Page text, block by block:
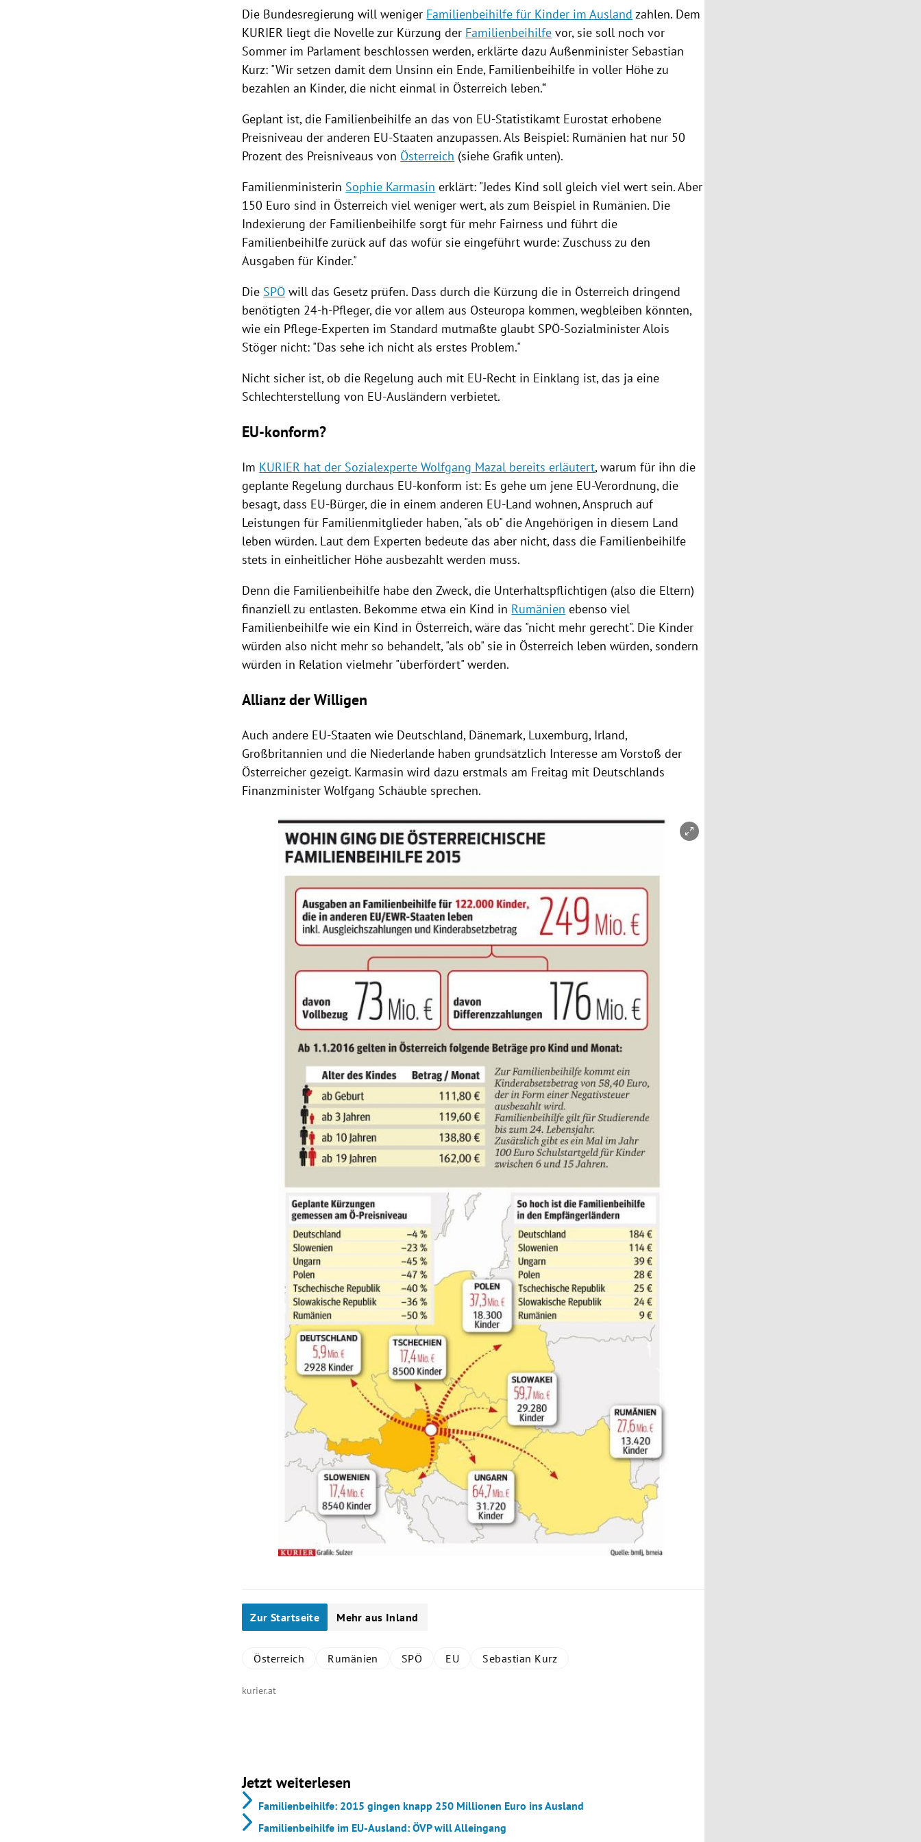
Die Bundesregierung will weniger Familienbeihilfe für Kinder im Ausland zahlen. Dem
KURIER liegt die Novelle zur Kürzung der Familienbeihilfe vor, sie soll noch vor
Sommer im Parlament beschlossen werden, erklärte dazu Außenminister Sebastian
Kurz: "Wir setzen damit dem Unsinn ein Ende, Familienbeihilfe in voller Höhe zu
bezahlen an Kinder, die nicht einmal in Österreich leben.“
Geplant ist, die Familienbeihilfe an das von EU-Statistikamt Eurostat erhobene
Preisniveau der anderen EU-Staaten anzupassen. Als Beispiel: Rumänien hat nur 50
Prozent des Preisniveaus von Österreich (siehe Grafik unten).
Familienministerin Sophie Karmasin erklärt: "Jedes Kind soll gleich viel wert sein. Aber
150 Euro sind in Österreich viel weniger wert, als zum Beispiel in Rumänien. Die
Indexierung der Familienbeihilfe sorgt für mehr Fairness und führt die
Familienbeihilfezurück auf das wofür sie eingeführt wurde: Zuschuss zu den
Ausgaben für Kinder."
Die SPÖ will das Gesetz prüfen. Dass durch die Kürzung die in Österreich dringend
benötigten 24-h-Pfleger, die vor allem aus Osteuropa kommen, wegbleiben könnten,
wie ein Pflege-Experten im Standard mutmaßte glaubt SPÖ-SozialministerAlois
Stöger nicht: "Das sehe ich nicht als erstes Problem."
Nicht sicher ist, ob die Regelung auch mit EU-Recht in Einklang ist, das ja eine
Schlechterstellung von EU-Ausländern verbietet.
EU-konform?
Im KURIER hat der Sozialexperte Wolfgang Mazal bereits erläutert, warum für ihn die
geplante Regelung durchaus EU-konform ist: Es gehe um jene EU-Verordnung, die
besagt, dass EU-Bürger, die in einem anderen EU-Land wohnen, Anspruch auf
Leistungen für Familienmitglieder haben, "als ob" die Angehörigen in diesem Land
leben würden. Laut dem Experten bedeute das aber nicht, dass die Familienbeihilfe
stets in einheitlicher Höhe ausbezahlt werden muss.
Denn die Familienbeihilfe habe den Zweck, die Unterhaltspflichtigen (also die Eltern)
finanziell zu entlasten. Bekomme etwa ein Kind in Rumänien ebenso viel
Familienbeihilfe wie ein Kind in Österreich, wäre das "nicht mehr gerecht". Die Kinder
würden also nicht mehr so behandelt, "als ob" sie in Österreich leben würden, sondern
würden in Relation vielmehr "überfördert" werden.
Allianz der Willigen
Auch andere EU-Staaten wie Deutschland, Dänemark, Luxemburg, Irland,
Großbritannien und die Niederlande haben grundsätzlich Interesse am Vorstoß der
Österreicher gezeigt. Karmasin wird dazu erstmals am Freitag mit Deutschlands
FinanzministerWolfgang Schäuble sprechen.
Zur Startseite Mehr aus Inland
Österreich Rumänien SPÖ EU Sebastian Kurz
kurier.at
Jetzt weiterlesen
Familienbeihilfe: 2015 gingen knapp 250 Millionen Euro ins Ausland
Familienbeihilfe im EU-Ausland: ÖVP will Alleingang